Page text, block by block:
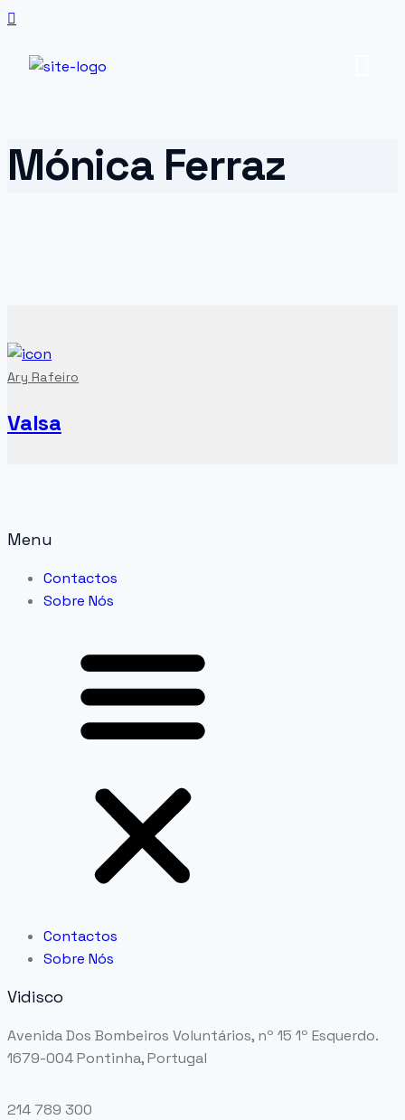
Mónica Ferraz
Ary Rafeiro
Valsa
Menu
Contactos
Sobre Nós
Contactos
Sobre Nós
Vidisco
Avenida Dos Bombeiros Voluntários, nº 15 1º Esquerdo.
1679-004 Pontinha, Portugal
214 789 300